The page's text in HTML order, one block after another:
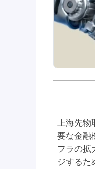
上海先物
要な金融
フラの拡
ジするた